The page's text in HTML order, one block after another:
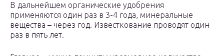
В дальнейшем органические удобрения
применяются один раз в 3-4 года, минеральные
вещества – через год. Известкование проводят один
раз в пять лет.